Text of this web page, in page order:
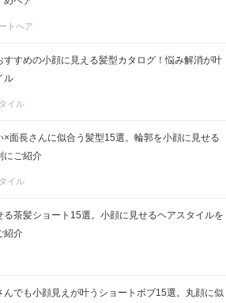
トヘア
すすめの小顔に見える髪型カタログ！悩み解消が叶
ル
イル
×面長さんに似合う髪型15選。輪郭を小顔に見せる
にご紹介
イル
る茶髪ショート15選。小顔に見せるヘアスタイルを
紹介
んでも小顔見えが叶うショートボブ15選。丸顔に似